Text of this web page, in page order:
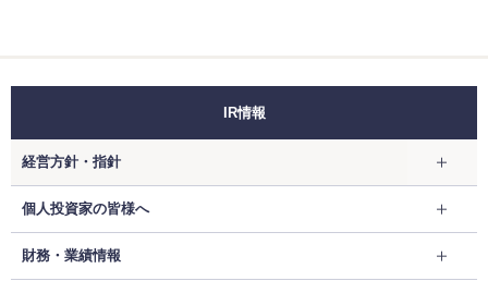
IR情報
経営方針・指針
個人投資家の皆様へ
財務・業績情報